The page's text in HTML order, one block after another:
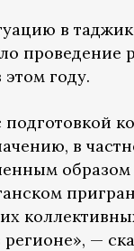
в
проведение
году.
в
образом
—